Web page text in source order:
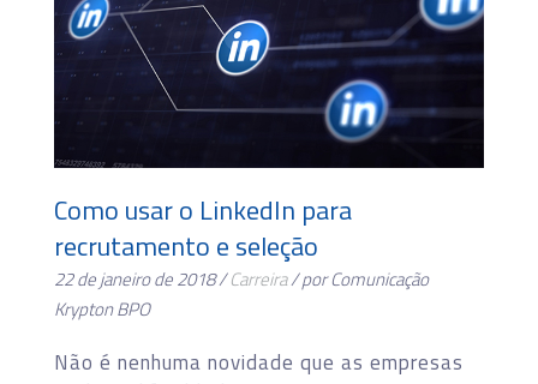
Como usar o LinkedIn para
recrutamento e seleção
22 de janeiro de 2018 /Carreira/ por Comunicação
Krypton BPO
Não é nenhuma novidade que as empresas